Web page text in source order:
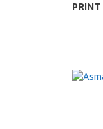
PRINT